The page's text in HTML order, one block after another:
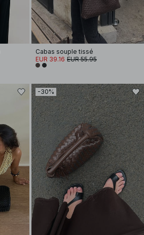
Cabas souple tissé
EUR 39.16 EUR 55.95
-30%